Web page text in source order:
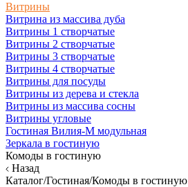
Витрины
Витрина из массива дуба
Витрины 1 створчатые
Витрины 2 створчатые
Витрины 3 створчатые
Витрины 4 створчатые
Витрины для посуды
Витрины из дерева и стекла
Витрины из массива сосны
Витрины угловые
Гостиная Вилия-М модульная
Зеркала в гостиную
Комоды в гостиную
Назад
Каталог/Гостиная/Комоды в гостиную